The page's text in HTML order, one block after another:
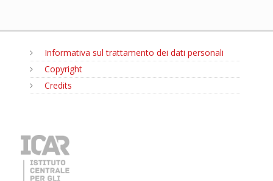
Informativa sul trattamento dei dati personali
Copyright
Credits